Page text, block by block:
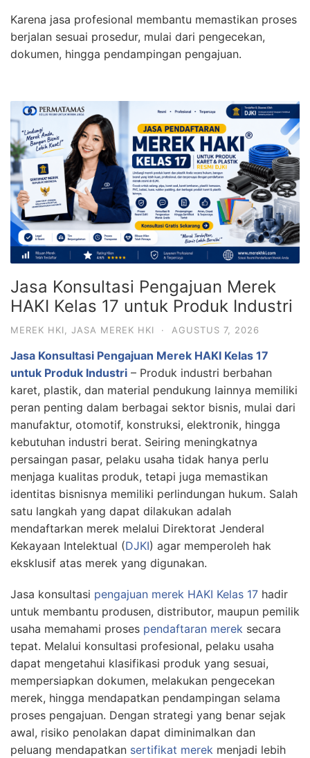
Karena jasa profesional membantu memastikan proses
berjalan sesuai prosedur, mulai dari pengecekan,
dokumen, hingga pendampingan pengajuan.
Jasa Konsultasi Pengajuan Merek
HAKI Kelas 17 untuk Produk Industri
MEREK HKI JASA MEREK HKI · AGUSTUS 7, 2026
Jasa Konsultasi Pengajuan Merek HAKI Kelas 17
untuk Produk Industri – Produk industri berbahan
karet, plastik, dan material pendukung lainnya memiliki
peran penting dalam berbagai sektor bisnis, mulai dari
manufaktur, otomotif, konstruksi, elektronik, hingga
kebutuhan industri berat. Seiring meningkatnya
persaingan pasar, pelaku usaha tidak hanya perlu
menjaga kualitas produk, tetapi juga memastikan
identitas bisnisnya memiliki perlindungan hukum. Salah
satu langkah yang dapat dilakukan adalah
mendaftarkan merek melalui Direktorat Jenderal
Kekayaan Intelektual (DJKI) agar memperoleh hak
eksklusif atas merek yang digunakan.
Jasa konsultasi pengajuan merek HAKI Kelas 17 hadir
untuk membantu produsen, distributor, maupun pemilik
usaha memahami proses pendaftaran merek secara
tepat. Melalui konsultasi profesional, pelaku usaha
dapat mengetahui klasifikasi produk yang sesuai,
mempersiapkan dokumen, melakukan pengecekan
merek, hingga mendapatkan pendampingan selama
proses pengajuan. Dengan strategi yang benar sejak
awal, risiko penolakan dapat diminimalkan dan
peluang mendapatkan sertifikat merek menjadi lebih